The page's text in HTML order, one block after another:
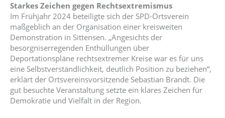
Starkes Zeichen gegen Rechtsextremismus
Im Frühjahr 2024 beteiligte sich der SPD-Ortsverein
maßgeblich an der Organisation einer kreisweiten
Demonstration in Sittensen. „Angesichts der
besorgniserregenden Enthüllungen über
Deportationspläne rechtsextremer Kreise war es für uns
eine Selbstverständlichkeit, deutlich Position zu beziehen“,
erklärt der Ortsvereinsvorsitzende Sebastian Brandt. Die
gut besuchte Veranstaltung setzte ein klares Zeichen für
Demokratie und Vielfalt in der Region.